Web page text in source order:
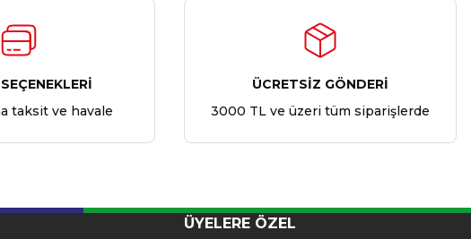
taksit ve havale
ÜCRETSİZ GÖNDERİ
3000 TL ve üzeri tüm siparişlerde
ÜYELERE ÖZEL